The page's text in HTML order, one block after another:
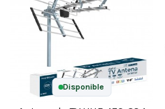
Disponible